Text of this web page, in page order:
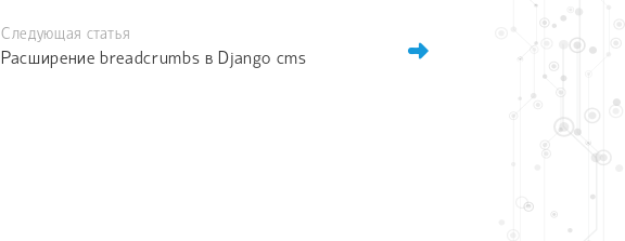
Следующая статья
Расширение breadcrumbs в Django cms